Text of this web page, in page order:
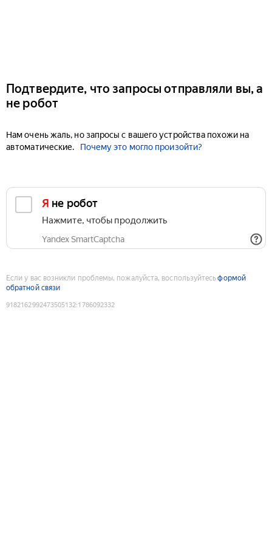
Подтвердите, что запросы отправляли вы, а
не робот
Нам очень жаль, но запросы с вашего устройства похожи на
автоматические.
Почему это могло произойти?
Я не робот
Нажмите, чтобы продолжить
Yandex SmartCaptcha
Если у вас возникли проблемы, пожалуйста, воспользуйтесьформой
обратной связи
9182162992473505132:1786092332